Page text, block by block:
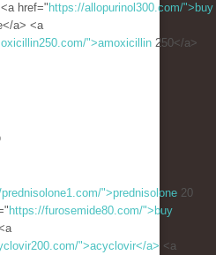
href=" https://allopurinol300.com/">buy
a> <a
">amoxicillin 250</a>
">prednisolone 20
https://furosemide80.com/">buy
">acyclovir</a> <a